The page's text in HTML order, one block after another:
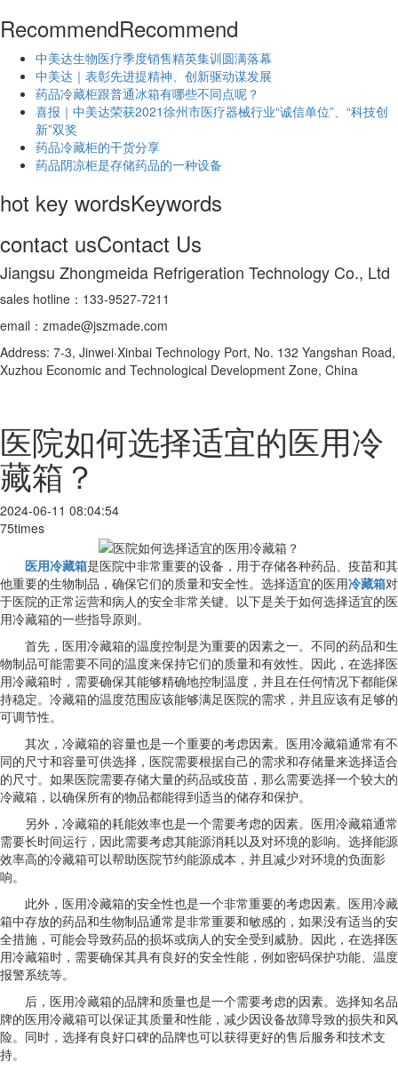
RecommendRecommend
中美达生物医疗季度销售精英集训圆满落幕
中美达｜表彰先进提精神、创新驱动谋发展
药品冷藏柜跟普通冰箱有哪些不同点呢？
喜报｜中美达荣获2021徐州市医疗器械行业“诚信单位”、“科技创
新”双奖
药品冷藏柜的干货分享
药品阴凉柜是存储药品的一种设备
hot key wordsKeywords
contact usContact Us
Jiangsu Zhongmeida Refrigeration Technology Co., Ltd
sales hotline：133-9527-7211
email：zmade@jszmade.com
Address: 7-3, Jinwei·Xinbai Technology Port, No. 132 Yangshan Road,
Xuzhou Economic and Technological Development Zone, China
医院如何选择适宜的医用冷
藏箱？
2024-06-11 08:04:54
75times
医用冷藏箱是医院中非常重要的设备，用于存储各种药品、疫苗和其
他重要的生物制品，确保它们的质量和安全性。选择适宜的医用冷藏箱对
于医院的正常运营和病人的安全非常关键。以下是关于如何选择适宜的医
用冷藏箱的一些指导原则。
首先，医用冷藏箱的温度控制是为重要的因素之一。不同的药品和生
物制品可能需要不同的温度来保持它们的质量和有效性。因此，在选择医
用冷藏箱时，需要确保其能够精确地控制温度，并且在任何情况下都能保
持稳定。冷藏箱的温度范围应该能够满足医院的需求，并且应该有足够的
可调节性。
其次，冷藏箱的容量也是一个重要的考虑因素。医用冷藏箱通常有不
同的尺寸和容量可供选择，医院需要根据自己的需求和存储量来选择适合
的尺寸。如果医院需要存储大量的药品或疫苗，那么需要选择一个较大的
冷藏箱，以确保所有的物品都能得到适当的储存和保护。
另外，冷藏箱的耗能效率也是一个需要考虑的因素。医用冷藏箱通常
需要长时间运行，因此需要考虑其能源消耗以及对环境的影响。选择能源
效率高的冷藏箱可以帮助医院节约能源成本，并且减少对环境的负面影
响。
此外，医用冷藏箱的安全性也是一个非常重要的考虑因素。医用冷藏
箱中存放的药品和生物制品通常是非常重要和敏感的，如果没有适当的安
全措施，可能会导致药品的损坏或病人的安全受到威胁。因此，在选择医
用冷藏箱时，需要确保其具有良好的安全性能，例如密码保护功能、温度
报警系统等。
后，医用冷藏箱的品牌和质量也是一个需要考虑的因素。选择知名品
牌的医用冷藏箱可以保证其质量和性能，减少因设备故障导致的损失和风
险。同时，选择有良好口碑的品牌也可以获得更好的售后服务和技术支
持。